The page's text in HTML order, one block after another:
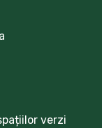
verzi